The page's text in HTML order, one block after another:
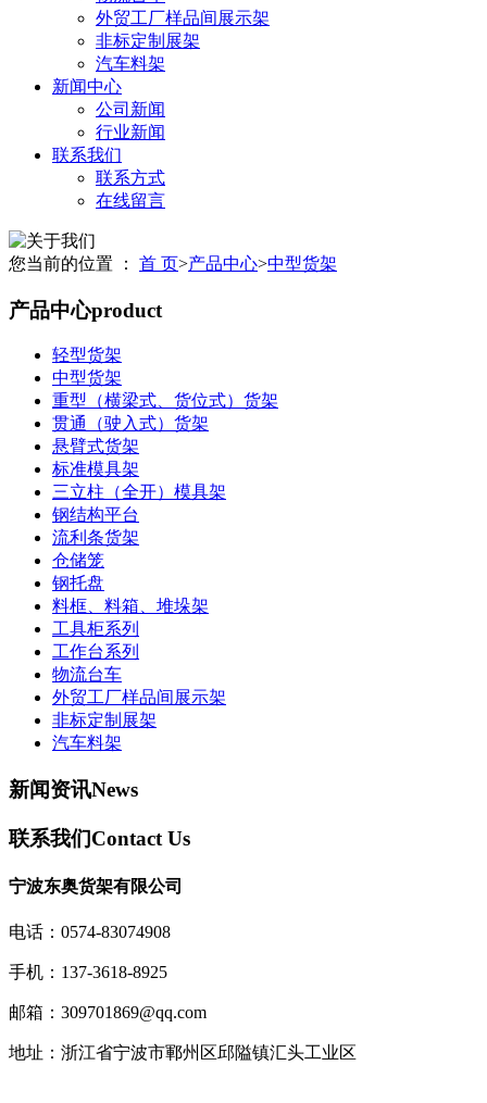
外贸工厂样品间展示架
非标定制展架
汽车料架
新闻中心
公司新闻
行业新闻
联系我们
联系方式
在线留言
您当前的位置 ： 首 页>产品中心>中型货架
产品中心product
轻型货架
中型货架
重型（横梁式、货位式）货架
贯通（驶入式）货架
悬臂式货架
标准模具架
三立柱（全开）模具架
钢结构平台
流利条货架
仓储笼
钢托盘
料框、料箱、堆垛架
工具柜系列
工作台系列
物流台车
外贸工厂样品间展示架
非标定制展架
汽车料架
新闻资讯News
联系我们Contact Us
宁波东奥货架有限公司
电话：0574-83074908
手机：137-3618-8925
邮箱：309701869@qq.com
地址：浙江省宁波市鄆州区邱隘镇汇头工业区